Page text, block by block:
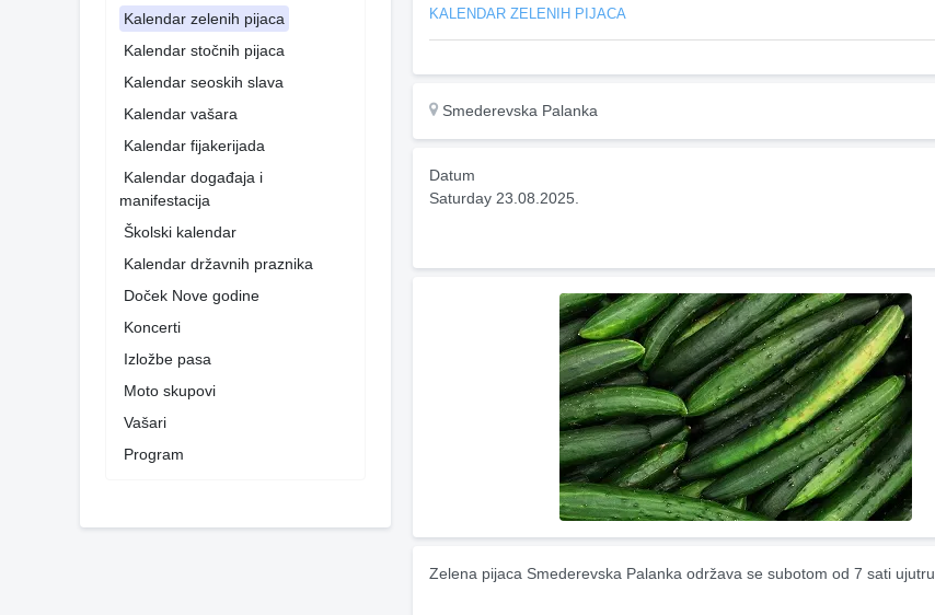
Kalendar zelenih pijaca
Kalendar stočnih pijaca
Kalendar seoskih slava
Kalendar vašara
Kalendar fijakerijada
Kalendar događaja i
manifestacija
Školski kalendar
Kalendar državnih praznika
Doček Nove godine
Koncerti
Izložbe pasa
Moto skupovi
Vašari
Program
KALENDAR ZELENIH PIJACA
Smederevska Palanka
Datum
Saturday 23.08.2025.
Zelena pijaca Smederevska Palanka održava se subotom od 7 sati ujutru.